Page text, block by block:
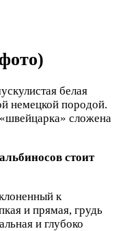
белая
немецкой породой.
сложена
стоит
к
и прямая, грудь
и глубоко